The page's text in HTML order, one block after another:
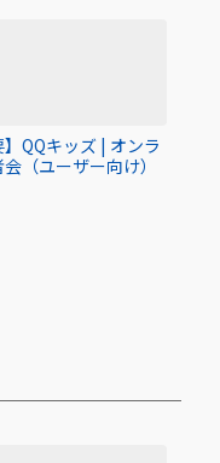
】QQキッズ | オンラ
（ユーザー向け）